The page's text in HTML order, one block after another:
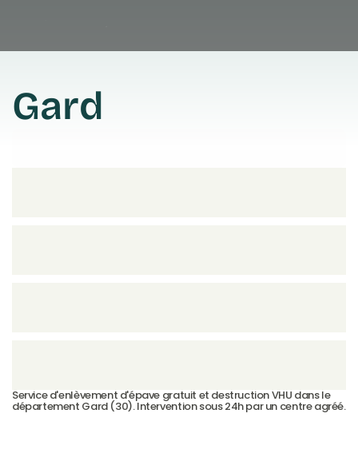
Gard
Service d'enlèvement d'épave gratuit et destruction VHU dans le
département Gard (30). Intervention sous 24h par un centre agréé.